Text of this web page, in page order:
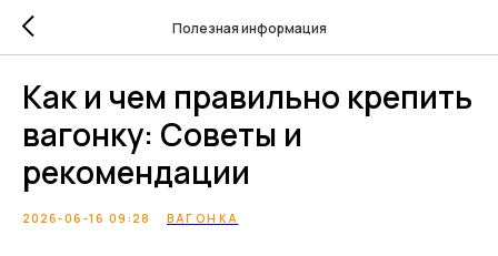
Полезная информация
Как и чем правильно крепить
вагонку: Советы и
рекомендации
2026-06-16 09:28 ВАГОНКА